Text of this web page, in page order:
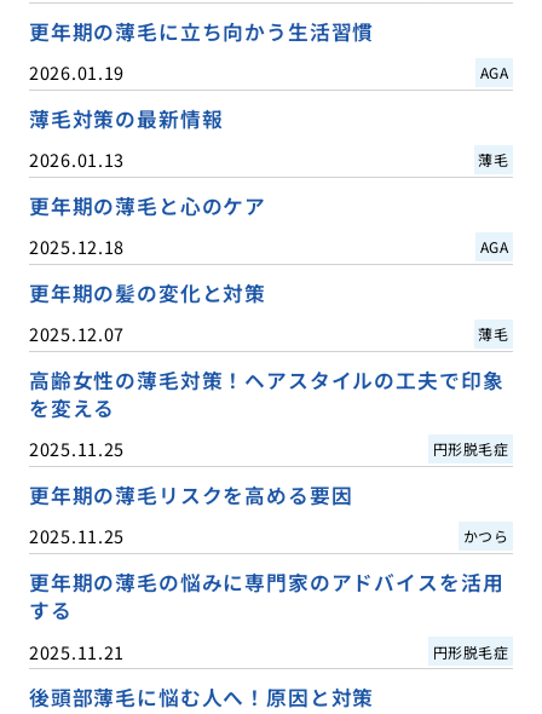
更年期の薄毛に立ち向かう生活習慣
2026.01.19 AGA
薄毛対策の最新情報
2026.01.13 薄毛
更年期の薄毛と心のケア
2025.12.18 AGA
更年期の髪の変化と対策
2025.12.07 薄毛
高齢女性の薄毛対策！ヘアスタイルの工夫で印象
を変える
2025.11.25 円形脱毛症
更年期の薄毛リスクを高める要因
2025.11.25 かつら
更年期の薄毛の悩みに専門家のアドバイスを活用
する
2025.11.21 円形脱毛症
後頭部薄毛に悩む人へ！原因と対策